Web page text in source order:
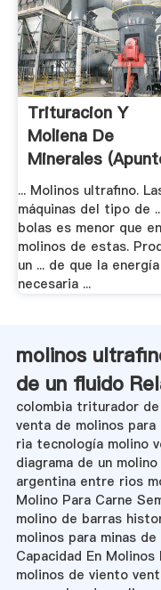
Trituracion Y
Moliena De
Minerales
.
... Molinos ultrafino.
máquinas del tipo de
bolas es menor que
molinos de estas.
un ... de que la energía
necesaria ...
molinos
de un fluido
colombia triturador
venta de molinos para
ria tecnología molino
diagrama de un
argentina entre rios
Molino Para Carne
molino de barras
molinos para minas
Capacidad En
molinos de viento